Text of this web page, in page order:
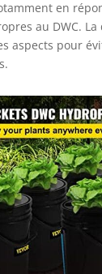
des
un
des
air
et
de
en
au DWC.
aspects pour